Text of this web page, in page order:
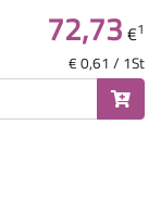
72,73€1
€ 0,61 / 1St